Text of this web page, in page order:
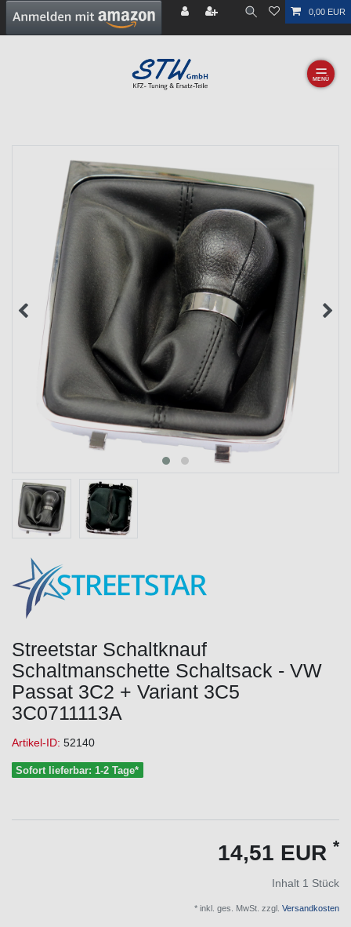
0,00 EUR
☰
Streetstar Schaltknauf
Schaltmanschette Schaltsack - VW
Passat 3C2 + Variant 3C5
3C0711113A
Artikel-ID: 52140
Sofort lieferbar: 1-2 Tage*
14,51 EUR *
Inhalt 1 Stück
* inkl. ges. MwSt. zzgl. Versandkosten